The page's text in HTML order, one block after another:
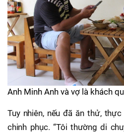
Anh Minh Anh và vợ là khách
Tuy nhiên, nếu đã ăn thử,
chinh phục. “Tôi thường di